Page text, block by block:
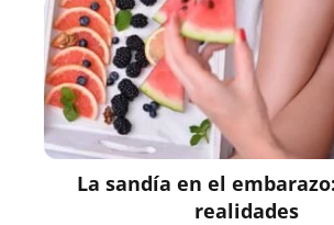
La sandía en el
realidades